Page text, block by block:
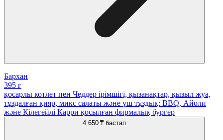
Бархан
395 г
қосарлы котлет пен Чеддер ірімшігі, қызанақтар, қызыл жуа,
тұздалған қияр, микс салаты және үш тұздық: BBQ, Айоли
және Кілегейлі Карри қосылған фирмалық бургер
4 650 ₸ бастап